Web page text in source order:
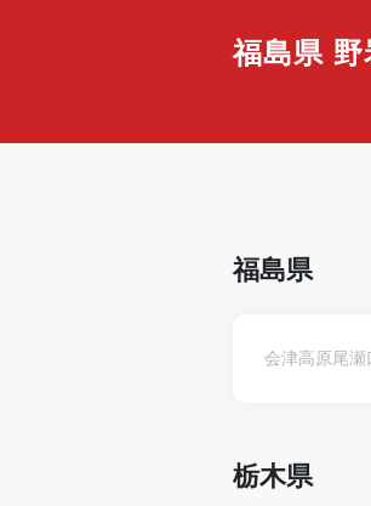
福島県
福島県
会津高原尾瀬
栃木県